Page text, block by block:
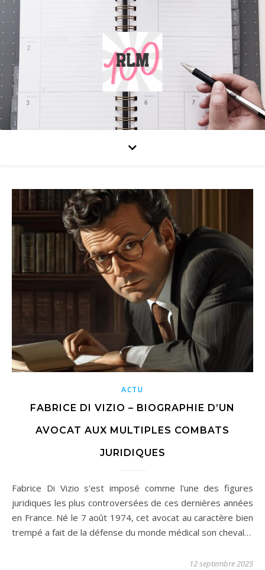
ACTU
FABRICE DI VIZIO – BIOGRAPHIE D’UN
AVOCAT AUX MULTIPLES COMBATS
JURIDIQUES
Fabrice Di Vizio s'est imposé comme l'une des figures
juridiques les plus controversées de ces dernières années
en France. Né le 7 août 1974, cet avocat au caractère bien
trempé a fait de la défense du monde médical son cheval…
12 septembre 2025